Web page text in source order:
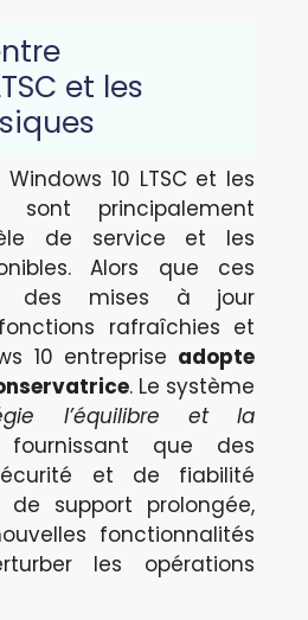
et les
10 LTSC et les
sont principalement
de service et les
Alors que ces
des mises à jour
rafraîchies et
10 entreprise adopte
. Le système
l’équilibre et la
que des
et de fiabilité
support prolongée,
fonctionnalités
les opérations